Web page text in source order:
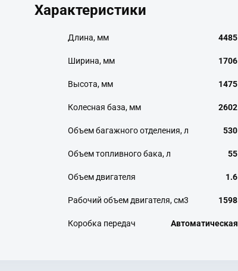
Характеристики
Длина, мм
Ширина, мм
Высота, мм
Колесная база, мм
Объем багажного отделения, л
Объем топливного бака, л
Объем двигателя
Рабочий объем двигателя, см3
Коробка передач
4485
1706
1475
2602
530
55
1.6
1598
Автоматическая